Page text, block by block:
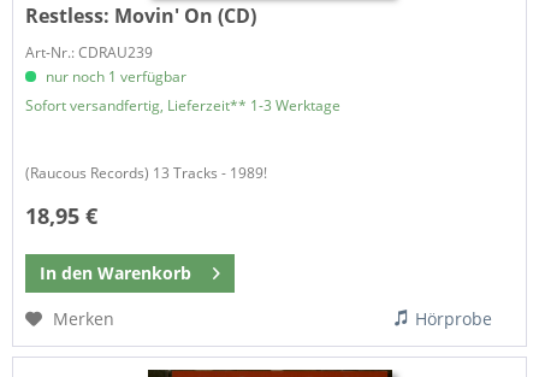
Restless: Movin' On (CD)
Art-Nr.: CDRAU239
nur noch 1 verfügbar
Sofort versandfertig, Lieferzeit** 1-3 Werktage
(Raucous Records) 13 Tracks - 1989!
18,95 €
In den Warenkorb
Merken
Hörprobe